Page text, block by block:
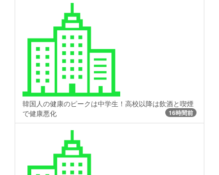
韓国人の健康のピークは中学生！高校以降は飲酒と喫煙
で健康悪化
16時間前